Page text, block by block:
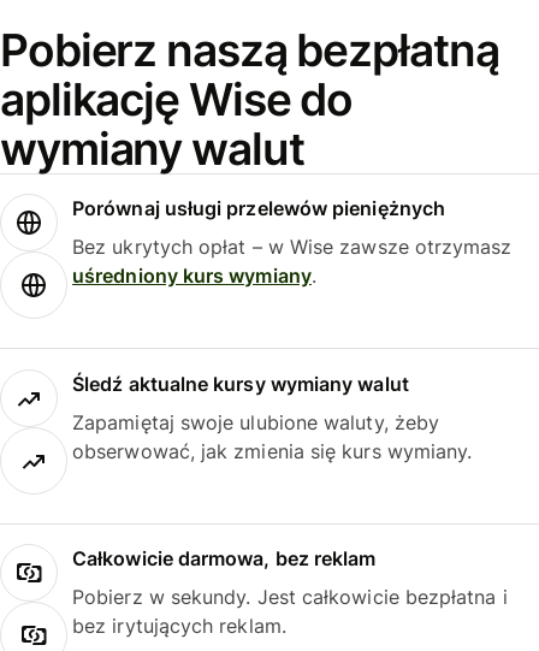
Pobierz naszą bezpłatną
aplikację Wise do
wymiany walut
Porównaj usługi przelewów pieniężnych
Bez ukrytych opłat – w Wise zawsze otrzymasz
uśredniony kurs wymiany.
Śledź aktualne kursy wymiany walut
Zapamiętaj swoje ulubione waluty, żeby
obserwować, jak zmienia się kurs wymiany.
Całkowicie darmowa, bez reklam
Pobierz w sekundy. Jest całkowicie bezpłatna i
bez irytujących reklam.